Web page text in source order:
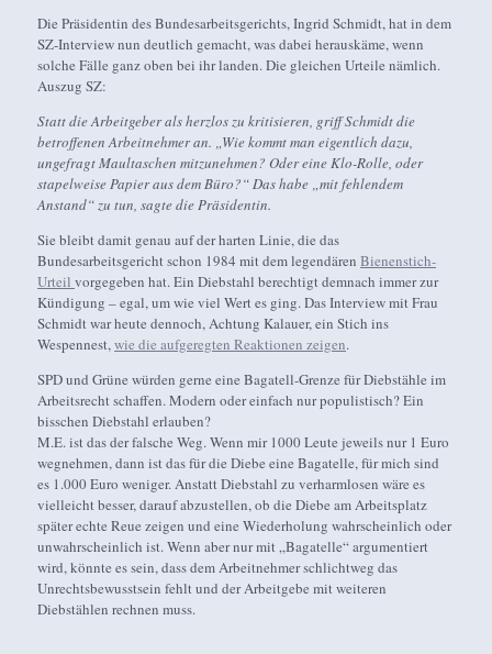
Die Präsidentin des Bundesarbeitsgerichts, Ingrid Schmidt, hat in dem
SZ-Interview nun deutlich gemacht, was dabei herauskäme, wenn
solche Fälle ganz oben bei ihr landen. Die gleichen Urteile nämlich.
Auszug SZ:
Statt die Arbeitgeber als herzlos zu kritisieren, griff Schmidt die
betroffenen Arbeitnehmer an. „Wie kommt man eigentlich dazu,
ungefragt Maultaschen mitzunehmen? Oder eine Klo-Rolle, oder
stapelweise Papier aus dem Büro?“ Das habe „mit fehlendem
Anstand“ zu tun, sagte die Präsidentin.
Sie bleibt damit genau auf der harten Linie, die das
Bundesarbeitsgericht schon 1984 mit dem legendärenBienenstich-
Urteilvorgegeben hat. Ein Diebstahl berechtigt demnach immer zur
Kündigung – egal, um wie viel Wert es ging. Das Interview mit Frau
Schmidt war heute dennoch, Achtung Kalauer, ein Stich ins
Wespennest,wie die aufgeregten Reaktionen zeigen.
SPD und Grüne würden gerne eine Bagatell-Grenze für Diebstähle im
Arbeitsrecht schaffen. Modern oder einfach nur populistisch? Ein
bisschen Diebstahl erlauben?
M.E. ist das der falsche Weg. Wenn mir 1000 Leute jeweils nur 1 Euro
wegnehmen, dann ist das für die Diebe eine Bagatelle, für mich sind
es 1.000 Euro weniger. Anstatt Diebstahl zu verharmlosen wäre es
vielleicht besser, darauf abzustellen, ob die Diebe am Arbeitsplatz
später echte Reue zeigen und eine Wiederholung wahrscheinlich oder
unwahrscheinlich ist. Wenn aber nur mit „Bagatelle“ argumentiert
wird, könnte es sein, dass dem Arbeitnehmer schlichtweg das
Unrechtsbewusstsein fehlt und der Arbeitgebe mit weiteren
Diebstählen rechnen muss.